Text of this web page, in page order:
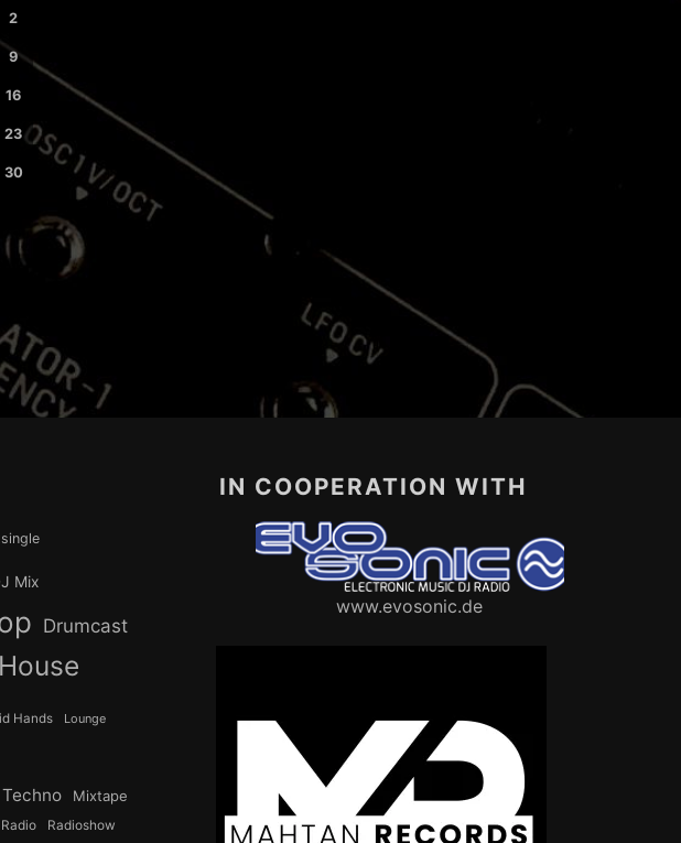
2
9
16
23
30
Mix
Drumcast
House
Hands Lounge
Mixtape
Radio Radioshow
IN COOPERATION WITH
www.evosonic.de